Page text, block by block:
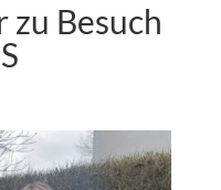
Besuch